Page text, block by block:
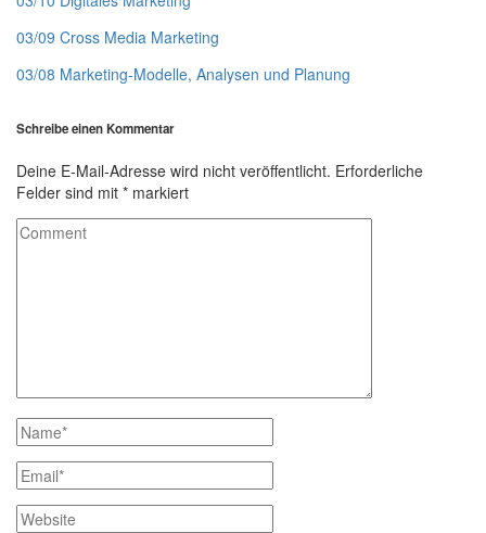
03/09 Cross Media Marketing
03/08 Marketing-Modelle, Analysen und Planung
Schreibe einen Kommentar
Deine E-Mail-Adresse wird nicht veröffentlicht. Erforderliche
Felder sind mit * markiert